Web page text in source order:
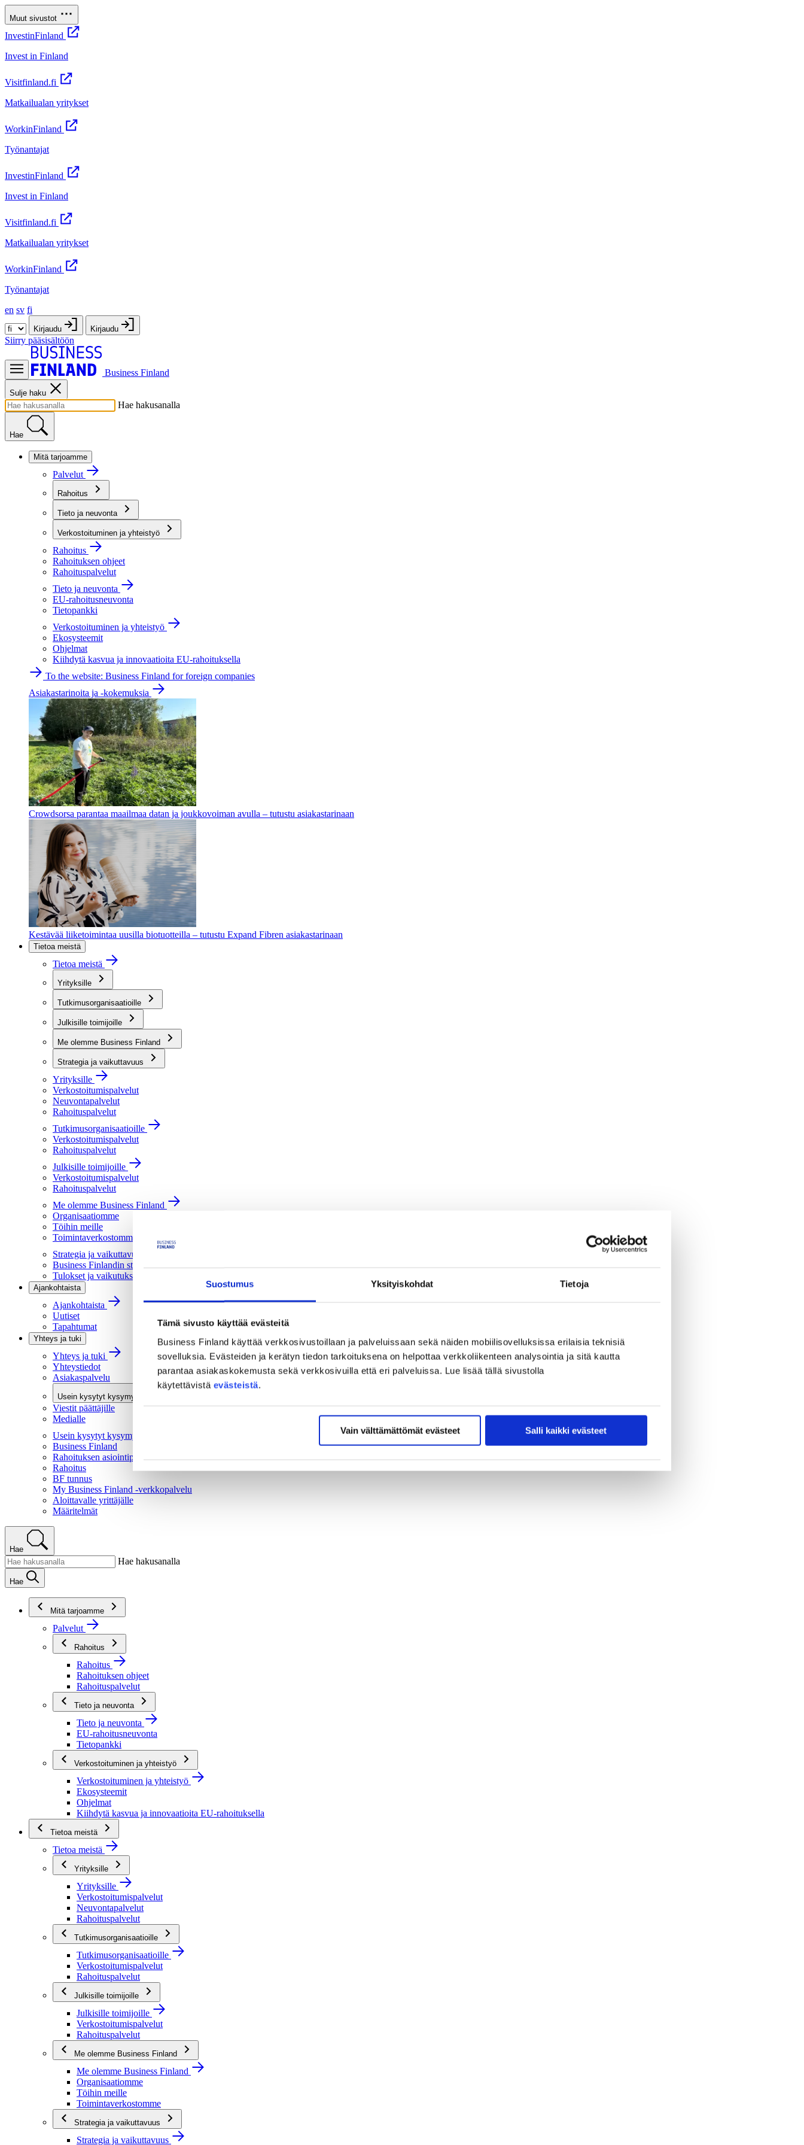
Suostumus Yksityiskohdat Tietoja
Tämä sivusto käyttää evästeitä
Business Finland käyttää verkkosivustoillaan ja palveluissaan sekä näiden mobiilisovelluksissa erilaisia teknisiä
sovelluksia. Evästeiden ja kerätyn tiedon tarkoituksena on helpottaa verkkoliikenteen analysointia ja sitä kautta
parantaa asiakaskokemusta sekä verkkosivuilla että eri palveluissa. Lue lisää tällä sivustolla
käytettävistä evästeistä.
Vain välttämättömät evästeet Salli kaikki evästeet
Muut sivustot
InvestinFinland
Invest in Finland
Visitfinland.fi
Matkailualan yritykset
WorkinFinland
Työnantajat
InvestinFinland
Invest in Finland
Visitfinland.fi
Matkailualan yritykset
WorkinFinland
Työnantajat
en sv fi
Kirjaudu Kirjaudu
Siirry pääsisältöön
Business Finland
Sulje haku
Hae hakusanalla
Hae
Mitä tarjoamme
Palvelut
Rahoitus
Tieto ja neuvonta
Verkostoituminen ja yhteistyö
Rahoitus
Rahoituksen ohjeet
Rahoituspalvelut
Tieto ja neuvonta
EU-rahoitusneuvonta
Tietopankki
Verkostoituminen ja yhteistyö
Ekosysteemit
Ohjelmat
Kiihdytä kasvua ja innovaatioita EU-rahoituksella
To the website: Business Finland for foreign companies
Asiakastarinoita ja -kokemuksia
Crowdsorsa parantaa maailmaa datan ja joukkovoiman avulla – tutustu asiakastarinaan
Kestävää liiketoimintaa uusilla biotuotteilla – tutustu Expand Fibren asiakastarinaan
Tietoa meistä
Tietoa meistä
Yrityksille
Tutkimusorganisaatioille
Julkisille toimijoille
Me olemme Business Finland
Strategia ja vaikuttavuus
Yrityksille
Verkostoitumispalvelut
Neuvontapalvelut
Rahoituspalvelut
Tutkimusorganisaatioille
Verkostoitumispalvelut
Rahoituspalvelut
Julkisille toimijoille
Verkostoitumispalvelut
Rahoituspalvelut
Me olemme Business Finland
Organisaatiomme
Töihin meille
Toimintaverkostomme
Strategia ja vaikuttavuus
Business Finlandin strategia 2030
Tulokset ja vaikutukset
Ajankohtaista
Ajankohtaista
Uutiset
Tapahtumat
Yhteys ja tuki
Yhteys ja tuki
Yhteystiedot
Asiakaspalvelu
Usein kysytyt kysymykset
Viestit päättäjille
Medialle
Usein kysytyt kysymykset
Business Finland
Rahoituksen asiointipalvelu
Rahoitus
BF tunnus
My Business Finland -verkkopalvelu
Aloittavalle yrittäjälle
Määritelmät
Hae
Hae hakusanalla
Hae
Mitä tarjoamme
Palvelut
Rahoitus
Rahoitus
Rahoituksen ohjeet
Rahoituspalvelut
Tieto ja neuvonta
Tieto ja neuvonta
EU-rahoitusneuvonta
Tietopankki
Verkostoituminen ja yhteistyö
Verkostoituminen ja yhteistyö
Ekosysteemit
Ohjelmat
Kiihdytä kasvua ja innovaatioita EU-rahoituksella
Tietoa meistä
Tietoa meistä
Yrityksille
Yrityksille
Verkostoitumispalvelut
Neuvontapalvelut
Rahoituspalvelut
Tutkimusorganisaatioille
Tutkimusorganisaatioille
Verkostoitumispalvelut
Rahoituspalvelut
Julkisille toimijoille
Julkisille toimijoille
Verkostoitumispalvelut
Rahoituspalvelut
Me olemme Business Finland
Me olemme Business Finland
Organisaatiomme
Töihin meille
Toimintaverkostomme
Strategia ja vaikuttavuus
Strategia ja vaikuttavuus